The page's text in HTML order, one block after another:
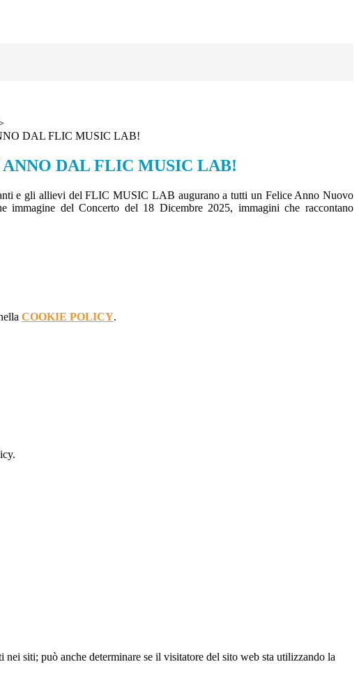
DAL FLIC MUSIC LAB!
ANNO DAL FLIC MUSIC LAB!
e gli allievi del FLIC MUSIC LAB augurano a tutti un Felice Anno Nuovo
immagine del Concerto del 18 Dicembre 2025, immagini che raccontano
COOKIE POLICY.
siti; può anche determinare se il visitatore del sito web sta utilizzando la